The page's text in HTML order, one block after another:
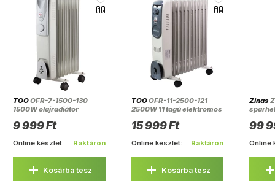
TOOOFR-7-1500-130
1500W olajradiátor
9 999 Ft
Online készlet: Raktáron
Kosárba tesz
TOOOFR-11-2500-121
2500W 11 tagú elektromos
15 999 Ft
Online készlet: Raktáron
Kosárba tesz
Zinas
99
Online